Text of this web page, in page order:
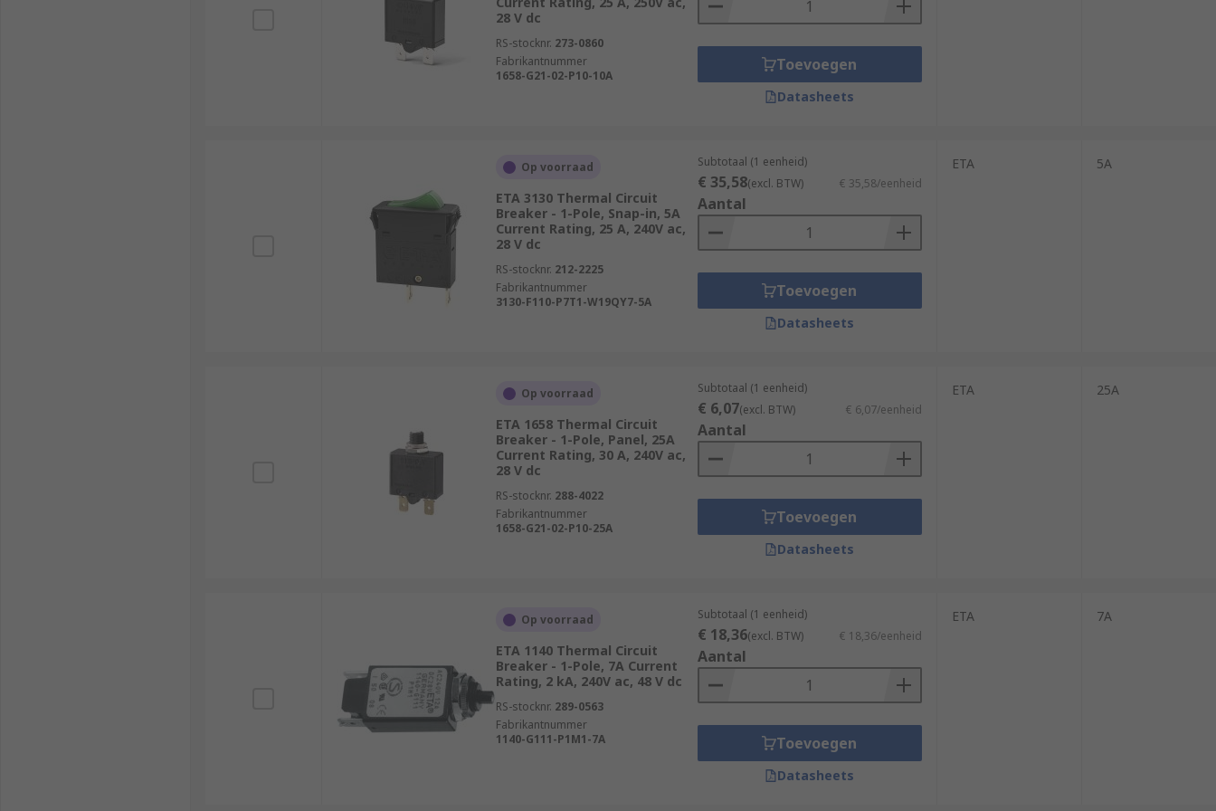
28 V dc
RS-stocknr. 273-0860
Fabrikantnummer
1658-G21-02-P10-10A
Toevoegen
Datasheets
Op voorraad
ETA 3130 Thermal Circuit
Breaker - 1-Pole, Snap-in, 5A
Current Rating, 25 A, 240V ac,
28 V dc
RS-stocknr. 212-2225
Fabrikantnummer
3130-F110-P7T1-W19QY7-5A
Subtotaal (1 eenheid)
€ 35,58(excl. BTW) € 35,58/eenheid
Aantal
Toevoegen
Datasheets
ETA 5A
Op voorraad
ETA 1658 Thermal Circuit
Breaker - 1-Pole, Panel, 25A
Current Rating, 30 A, 240V ac,
28 V dc
RS-stocknr. 288-4022
Fabrikantnummer
1658-G21-02-P10-25A
Subtotaal (1 eenheid)
€ 6,07(excl. BTW) € 6,07/eenheid
Aantal
Toevoegen
Datasheets
ETA 25A
Op voorraad
ETA 1140 Thermal Circuit
Breaker - 1-Pole, 7A Current
Rating, 2 kA, 240V ac, 48 V dc
RS-stocknr. 289-0563
Fabrikantnummer
1140-G111-P1M1-7A
Subtotaal (1 eenheid)
€ 18,36(excl. BTW) € 18,36/eenheid
Aantal
Toevoegen
Datasheets
ETA 7A